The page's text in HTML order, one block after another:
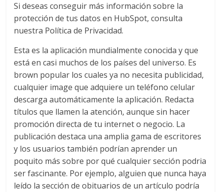
Si deseas conseguir más información sobre la
protección de tus datos en HubSpot, consulta
nuestra Política de Privacidad.
Esta es la aplicación mundialmente conocida y que
está en casi muchos de los países del universo. Es
brown popular los cuales ya no necesita publicidad,
cualquier image que adquiere un teléfono celular
descarga automáticamente la aplicación. Redacta
títulos que llamen la atención, aunque sin hacer
promoción directa de tu internet o negocio. La
publicación destaca una amplia gama de escritores
y los usuarios también podrían aprender un
poquito más sobre por qué cualquier sección podria
ser fascinante. Por ejemplo, alguien que nunca haya
leído la sección de obituarios de un artículo podría